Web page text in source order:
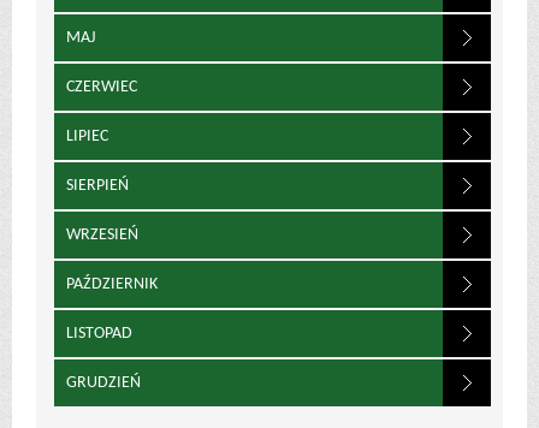
MAJ
CZERWIEC
LIPIEC
SIERPIEŃ
WRZESIEŃ
PAŹDZIERNIK
LISTOPAD
GRUDZIEŃ